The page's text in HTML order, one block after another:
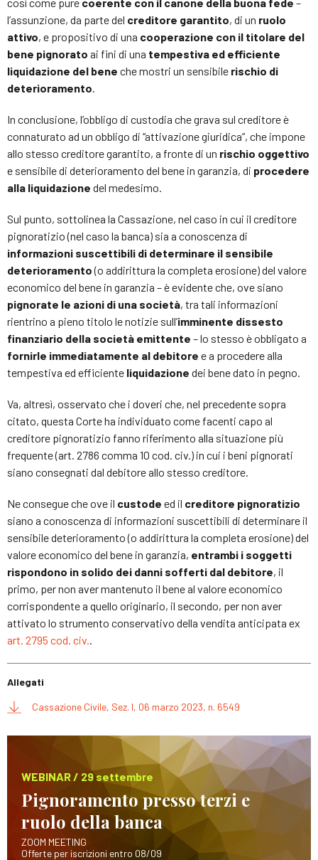
l’assunzione, da parte del creditore garantito, di un ruolo
attivo, e propositivo di una cooperazione con il titolare del
bene pignorato ai fini di una tempestiva ed efficiente
liquidazione del bene che mostri un sensibile rischio di
deterioramento.
In conclusione, l’obbligo di custodia che grava sul creditore è
connaturato ad un obbligo di “attivazione giuridica”, che impone
allo stesso creditore garantito, a fronte di un rischio oggettivo
e sensibile di deterioramento del bene in garanzia, di procedere
alla liquidazione del medesimo.
Sul punto, sottolinea la Cassazione, nel caso in cui il creditore
pignoratizio (nel caso la banca) sia a conoscenza di
informazioni suscettibili di determinare il sensibile
deterioramento(o addirittura la completa erosione) del valore
economico del bene in garanzia – è evidente che, ove siano
pignorate le azioni di una società, tra tali informazioni
rientrino a pieno titolo le notizie sull’imminente dissesto
finanziario della società emittente – lo stesso è obbligato a
fornirle immediatamente al debitore e a procedere alla
tempestiva ed efficiente liquidazione dei bene dato in pegno.
Va, altresì, osservato che i doveri che, nel precedente sopra
citato, questa Corte ha individuato come facenti capo al
creditore pignoratizio fanno riferimento alla situazione più
frequente (art. 2786 comma 10 cod. civ.) in cui i beni pignorati
siano consegnati dal debitore allo stesso creditore.
Ne consegue che ove il custode ed il creditore pignoratizio
siano a conoscenza di informazioni suscettibili di determinare il
sensibile deterioramento (o addirittura la completa erosione) del
valore economico del bene in garanzia, entrambi i soggetti
rispondono in solido dei danni sofferti dal debitore, il
primo, per non aver mantenuto il bene al valore economico
corrispondente a quello originario, il secondo, per non aver
attivato lo strumento conservativo della vendita anticipata ex
art. 2795 cod. civ..
Allegati
Cassazione Civile, Sez. I, 06 marzo 2023, n. 6549
WEBINAR / 29 settembre
Pignoramento presso terzi e
ruolo della banca
ZOOM MEETING
Offerte per iscrizioni entro 08/09